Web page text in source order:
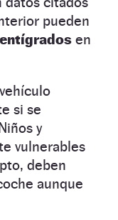
pueden
en
si se
y
vulnerables
deben
aunque